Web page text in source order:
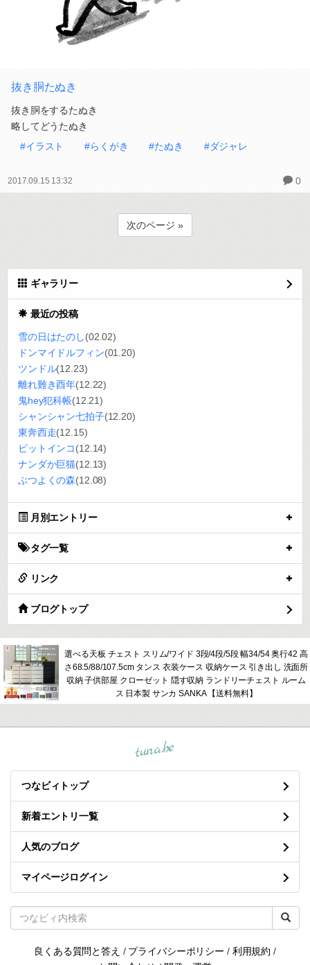
抜き胴たぬき
抜き胴をするたぬき
略してどうたぬき
#イラスト
#らくがき #たぬき #ダジャレ
2017.09.15 13:32 0
次のページ »
ギャラリー
最近の投稿
雪の日はたのし(02.02)
ドンマイドルフィン(01.20)
ツンドル(12.23)
離れ難き酉年(12.22)
鬼hey犯科帳(12.21)
シャンシャン七拍子(12.20)
東奔西走(12.15)
ビットインコ(12.14)
ナンダか巨猫(12.13)
ぶつよくの森(12.08)
月別エントリー
タグ一覧
リンク
ブログトップ
選べる天板 チェスト スリム/ワイド 3段/4段/5段 幅34/54 奥行42 高
さ68.5/88/107.5cm タンス 衣装ケース 収納ケース 引き出し 洗面所
収納 子供部屋 クローゼット 隠す収納 ランドリーチェスト ルーム
ス 日本製 サンカ SANKA 【送料無料】
tuna.be
つなビィトップ
新着エントリ一覧
人気のブログ
マイページログイン
良くある質問と答え / プライバシーポリシー / 利用規約 /